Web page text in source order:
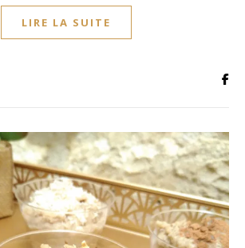
LIRE LA SUITE